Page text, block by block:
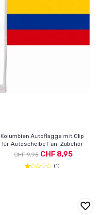
Kolumbien Autoflagge mit Clip
für Autoscheibe Fan-Zubehör
CHF 9,95CHF 8,95
(1)